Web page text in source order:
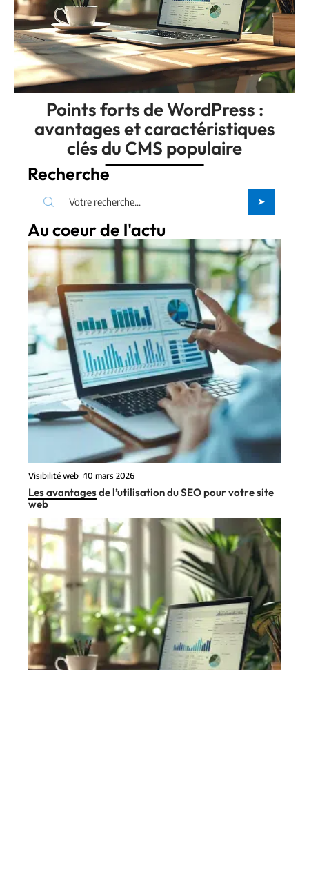
Points forts de WordPress :
avantages et caractéristiques
clés du CMS populaire
Recherche
Au coeur de l'actu
Visibilité web 10 mars 2026
Les avantages de l’utilisation du SEO pour votre site
web